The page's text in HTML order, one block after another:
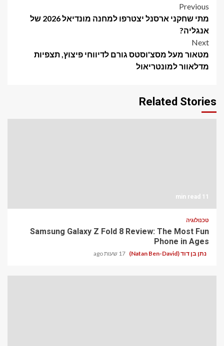
Post
navigation
Previous
מתי שחקני ארסנל יצטרפו למחנה מונדיאל 2026 של
אנגליה?
Next
מטאור מעל מסצ'וסטס גורם לדיווחי פיצוץ, תצפיות
מדלאוור למונטריאול
Related Stories
11 min read
טכנולוגיה
Samsung Galaxy Z Fold 8 Review: The Most Fun
Phone in Ages
נתן בן דוד (Natan Ben-David) 17 שעות ago